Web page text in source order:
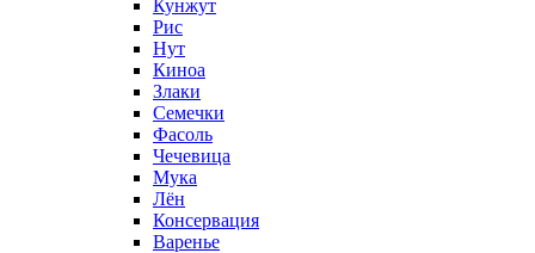
Кунжут
Рис
Нут
Киноа
Злаки
Семечки
Фасоль
Чечевица
Мука
Лён
Консервация
Варенье